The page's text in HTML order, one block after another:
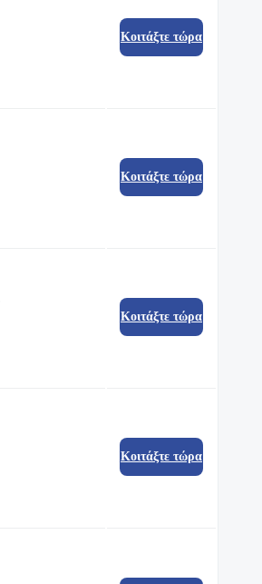
Κοιτάξτε τώρα
Κοιτάξτε τώρα
Κοιτάξτε τώρα
Κοιτάξτε τώρα